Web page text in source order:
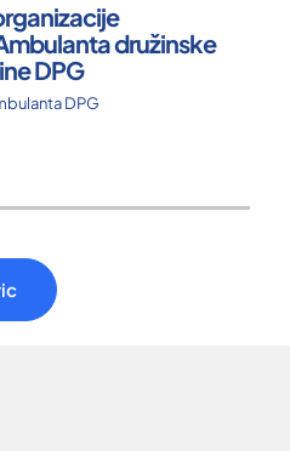
družinske
DPG
DPG